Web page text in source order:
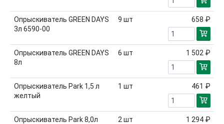
Опрыскиватель GREEN DAYS
3л 6590-00
9 шт 658 ₽
Опрыскиватель GREEN DAYS
8л
6 шт 1 502 ₽
Опрыскиватель Park 1,5 л
желтый
1 шт 461 ₽
Опрыскиватель Park 8,0л
2 шт 1 294 ₽